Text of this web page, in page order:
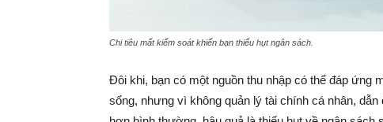
Chi tiêu mất kiểm soát khiến bạn thiếu hụt ngân sách.
Đôi khi, bạn có một nguồn thu nhập có thể đáp ứng
sống, nhưng vì không quản lý tài chính cá nhân,